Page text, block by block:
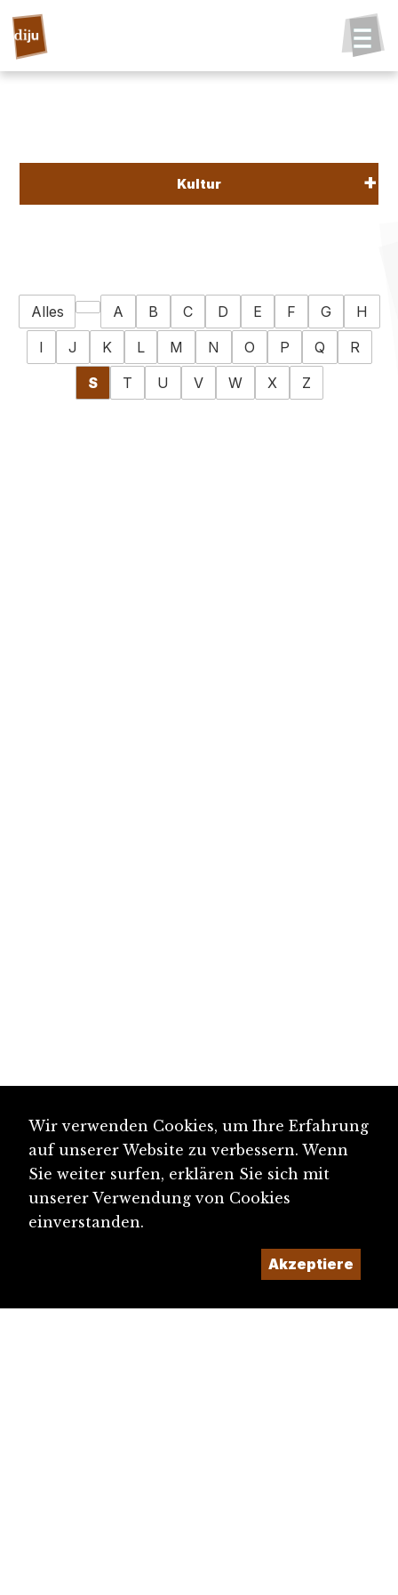
Kultur
Alles A B C D E F G
H
I
J K L M N O P Q
R
S
T U V W X Z
Wir verwenden Cookies, um Ihre Erfahrung
auf unserer Website zu verbessern. Wenn
Sie weiter surfen, erklären Sie sich mit
unserer Verwendung von Cookies
einverstanden.
Akzeptiere